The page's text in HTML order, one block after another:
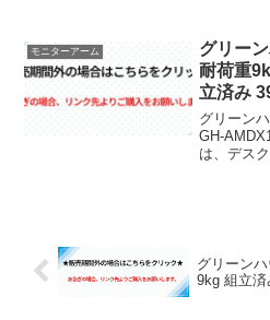
ない」と
は、楽天...
モニターアーム
グリー
耐荷重
立済み
グリーン
GH-
は、デス
グリーン
9kg 組立